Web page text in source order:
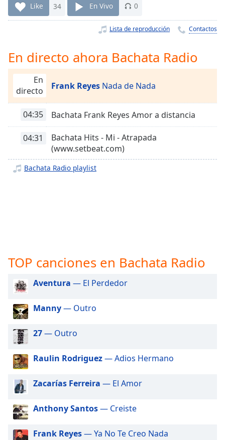
Remaining
Time-
Playback
Rate
Chapters
Descriptions
descriptions
off,
selected
dialog
off
selected
Audio
Picture-
Picture
Fullscreen
This
modal
Like 34 En Vivo 0
Lista de reproducción Contactos
En directo ahora Bachata Radio
En
directo
Frank Reyes Nada de Nada
04:35 Bachata Frank Reyes Amor a distancia
04:31
Bachata Hits - Mi - Atrapada
(www.setbeat.com)
Bachata Radio playlist
TOP canciones en Bachata Radio
Aventura — El Perdedor
Manny— Outro
27— Outro
Raulin Rodriguez— Adios Hermano
Zacarías Ferreira — El Amor
Anthony Santos— Creiste
Frank Reyes— Ya No Te Creo Nada